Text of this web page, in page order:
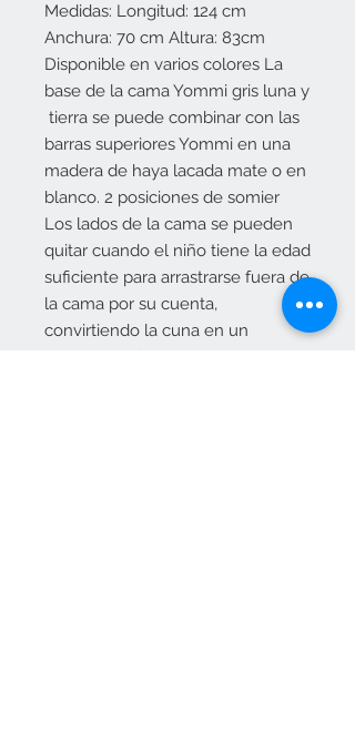
Medidas: Longitud: 124 cm
Anchura: 70 cm Altura: 83cm
Disponible en varios colores La
base de la cama Yommi gris luna y
tierra se puede combinar con las
barras superiores Yommi en una
madera de haya lacada mate o en
blanco. 2 posiciones de somier
Los lados de la cama se pueden
quitar cuando el niño tiene la edad
suficiente para arrastrarse fuera de
la cama por su cuenta,
convirtiendo la cuna en un
pequeño sofá.